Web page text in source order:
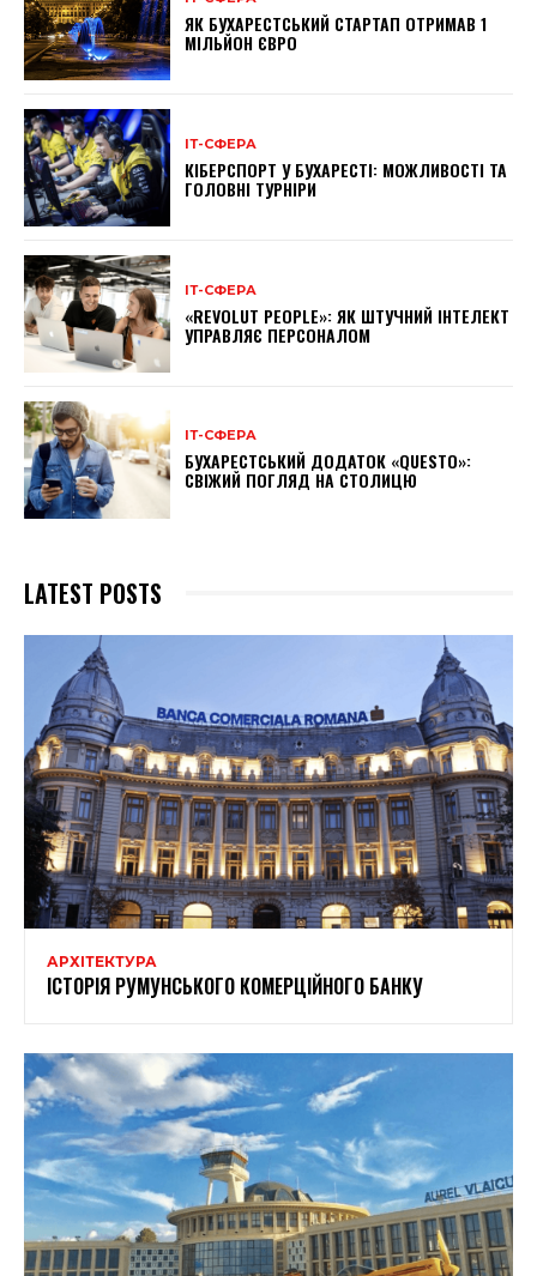
ЯК БУХАРЕСТСЬКИЙ СТАРТАП ОТРИМАВ 1
МІЛЬЙОН ЄВРО
ІТ-СФЕРА
КІБЕРСПОРТ У БУХАРЕСТІ: МОЖЛИВОСТІ ТА
ГОЛОВНІ ТУРНІРИ
ІТ-СФЕРА
«REVOLUT PEOPLE»: ЯК ШТУЧНИЙ ІНТЕЛЕКТ
УПРАВЛЯЄ ПЕРСОНАЛОМ
ІТ-СФЕРА
БУХАРЕСТСЬКИЙ ДОДАТОК «QUESTO»:
СВІЖИЙ ПОГЛЯД НА СТОЛИЦЮ
LATEST POSTS
АРХІТЕКТУРА
ІСТОРІЯ РУМУНСЬКОГО КОМЕРЦІЙНОГО БАНКУ